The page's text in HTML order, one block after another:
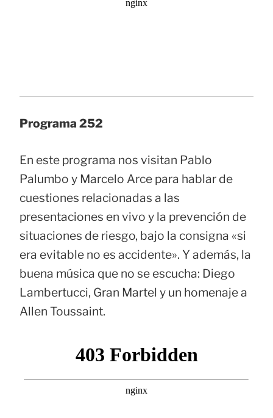
Programa 252
En este programa nos visitan Pablo
Palumbo y Marcelo Arce para hablar de
cuestiones relacionadas a las
presentaciones en vivo y la prevención de
situaciones de riesgo, bajo la consigna «si
era evitable no es accidente». Y además, la
buena música que no se escucha: Diego
Lambertucci, Gran Martel y un homenaje a
Allen Toussaint.